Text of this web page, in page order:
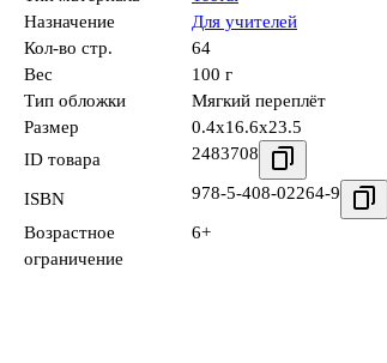
Назначение
Для учителей
Кол-во стр.
64
Вес
100 г
Тип обложки
Мягкий переплёт
Размер
0.4x16.6x23.5
ID товара
2483708
ISBN 978-5-408-02264-9
Возрастное
ограничение
6+